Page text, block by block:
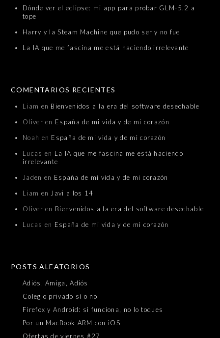
Dónde ver el eclipse: mi app para probar GLM-5.2 a
tope
Harry y la Steam Machine que pudo ser y no fue
La IA que me fascina me está haciendo irrelevante
COMENTARIOS RECIENTES
Liam en Bienvenidos a la era del software desechable
Oliver en España de mi vida y de mi corazón
Noah en España de mi vida y de mi corazón
Lucas en La IA que me fascina me está haciendo
irrelevante
Jaden en España de mi vida y de mi corazón
Liam en Javi a los 14
Oliver en Bienvenidos a la era del software desechable
Lucas en España de mi vida y de mi corazón
POSTS ALEATORIOS
Adiós, Amiga, Adiós
Colegio privado sí o no
Firefox y Android: si funciona, no lo toques
Por un MacBook ARM con iOS
Ofertas de viernes #27